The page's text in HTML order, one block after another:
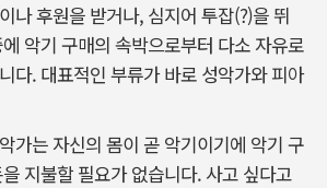
나 후원을 받거나, 심지어 투잡(?)을 뛰
악기 구매의 속박으로부터 다소 자유로
다. 대표적인 부류가 바로 성악가와 피아
가는 자신의 몸이 곧 악기이기에 악기 구
지불할 필요가 없습니다. 사고 싶다고